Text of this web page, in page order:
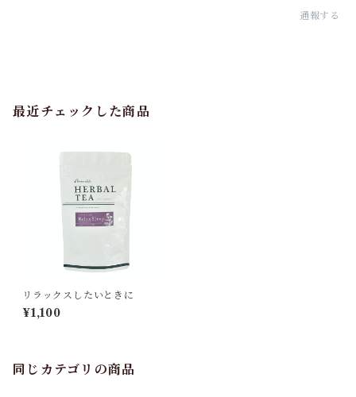
通報する
最近チェックした商品
リラックスしたいときに
¥1,100
同じカテゴリの商品